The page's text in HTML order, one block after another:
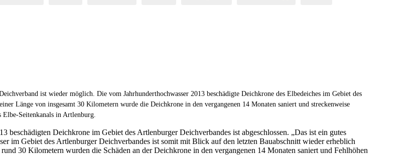
ist wieder möglich. Die vom Jahrhunderthochwasser 2013 beschädigte Deichkrone des Elbedeiches im Gebiet des
Länge von insgesamt 30 Kilometern wurde die Deichkrone in den vergangenen 14 Monaten saniert und streckenweise
Seitenkanals in Artlenburg.
beschädigten Deichkrone im Gebiet des Artlenburger Deichverbandes ist abgeschlossen. „Das ist ein gutes
im Gebiet des Artlenburger Deichverbandes ist somit mit Blick auf den letzten Bauabschnitt wieder erheblich
30 Kilometern wurden die Schäden an der Deichkrone in den vergangenen 14 Monaten saniert und Fehlhöhen